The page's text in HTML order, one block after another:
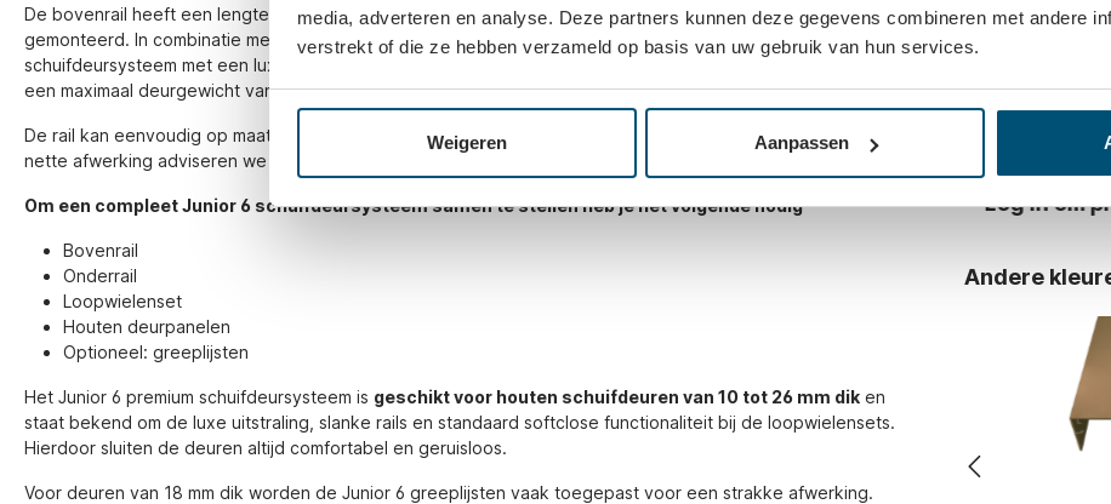
media, adverteren en analyse. Deze partners kunnen deze gegevens combineren met andere
verstrekt of die ze hebben verzameld op basis van uw gebruik van hun services.
Weigeren Aanpassen
De bovenrail heeft een lengte van 4200 millimeter en wordt aan de bovenzijde van de kastconstructie of nis
gemonteerd. In combinatie met de Junior 6 onderrail en loopwielensets ontstaat een soepel lopend
schuifdeursysteem met een luxe uitstraling. Het Junior 6 systeem is geschikt voor houten schuifdeuren met
een maximaal deurgewicht van 50kg per deur.
De rail kan eenvoudig op maat worden gezaagd en bevestigd worden met verzinkte schroeven. Voor een
nette afwerking adviseren we om de rail waterpas te monteren, zodat de schuifdeuren optimaal functioneren.
Om een compleet Junior 6 schuifdeursysteem samen te stellen heb je het volgende nodig
Bovenrail
Onderrail
Loopwielenset
Houten deurpanelen
Optioneel: greeplijsten
Het Junior 6 premium schuifdeursysteem is geschikt voor houten schuifdeuren van 10 tot 26 mm dik en
staat bekend om de luxe uitstraling, slanke rails en standaard softclose functionaliteit bij de loopwielensets.
Hierdoor sluiten de deuren altijd comfortabel en geruisloos.
Voor deuren van 18 mm dik worden de Junior 6 greeplijsten vaak toegepast voor een strakke afwerking.
Montageset
Log in om
Andere